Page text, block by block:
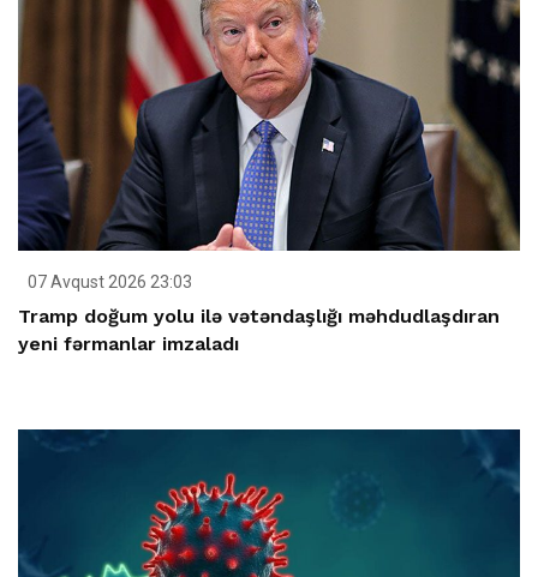
07 Avqust 2026 23:03
Tramp doğum yolu ilə vətəndaşlığı məhdudlaşdıran
yeni fərmanlar imzaladı